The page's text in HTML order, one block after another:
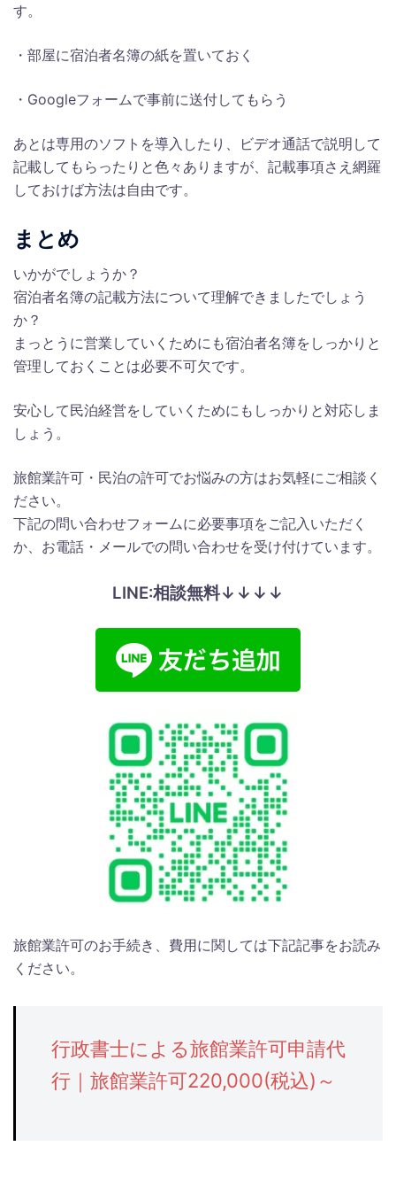
す。
・部屋に宿泊者名簿の紙を置いておく
・Googleフォームで事前に送付してもらう
あとは専用のソフトを導入したり、ビデオ通話で説明して
記載してもらったりと色々ありますが、記載事項さえ網羅
しておけば方法は自由です。
まとめ
いかがでしょうか？
宿泊者名簿の記載方法について理解できましたでしょう
か？
まっとうに営業していくためにも宿泊者名簿をしっかりと
管理しておくことは必要不可欠です。
安心して民泊経営をしていくためにもしっかりと対応しま
しょう。
旅館業許可・民泊の許可でお悩みの方はお気軽にご相談く
ださい。
下記の問い合わせフォームに必要事項をご記入いただく
か、お電話・メールでの問い合わせを受け付けています。
LINE:相談無料↓↓↓↓
旅館業許可のお手続き、費用に関しては下記記事をお読み
ください。
行政書士による旅館業許可申請代
行｜旅館業許可220,000(税込)～